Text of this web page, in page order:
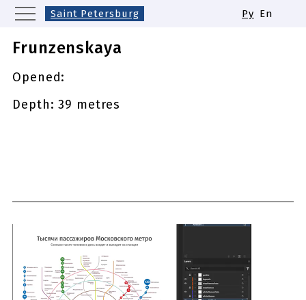
Saint Petersburg
Nizhny Novgorod
Samara
Same names of metro stations
Ру En
Frunzenskaya
Opened:
Depth: 39 metres